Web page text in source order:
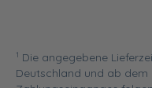
1 Die angegebene
Deutschland und ab dem